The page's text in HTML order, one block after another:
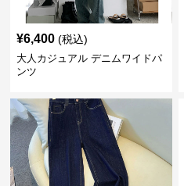
¥6,400 (税込)
大人カジュアル デニムワイドパ
ンツ